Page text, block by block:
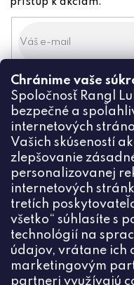
Chránime vaše
Spoločnosť Rangl
bezpečné a
internetových
Vašich skúseností
zlepšovanie
personalizovanej
internetových
tretích
všetko“ súhlasíte s
technológií na
údajov, vrátane ich
marketingovým
partneri využívajú
Odoslaním súhlasíte zo
spracovaním osobných
PRIHLÁSIŤ
Kontakt
info @ceske-
+420774444191